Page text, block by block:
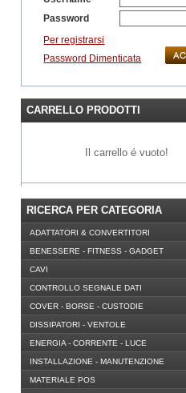
VGA -> DVI - VIDEO - TV
Password
Per registrarsi
Password Dimenticata
CARRELLO PRODOTTI
Il carrello é vuoto!
RICERCA PER CATEGORIA
ADATTATORI & CONVERTITORI
BENESSERE - FITNESS - GADGET
CAVI
CONTROLLO SEGNALE DATI
COVER - BORSE - CUSTODIE
DISSIPATORI - VENTOLE
ENERGIA - CORRENTE - LUCE
INSTALLAZIONE - MANUTENZIONE
MATERIALE POS